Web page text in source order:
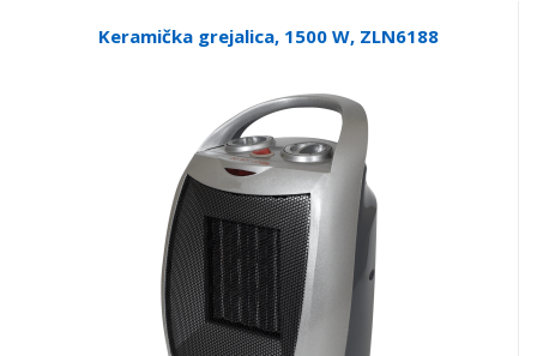
Keramička grejalica, 1500 W, ZLN6188